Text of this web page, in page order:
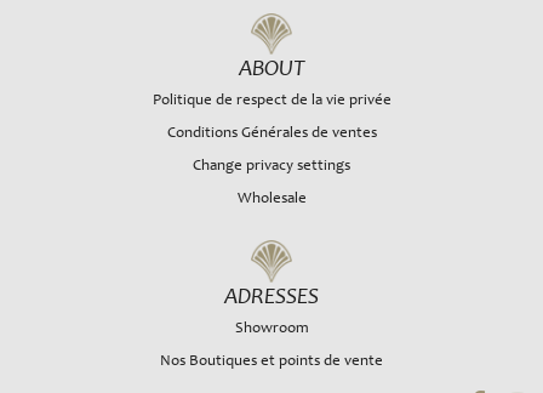
ABOUT
Politique de respect de la vie privée
Conditions Générales de ventes
Change privacy settings
Wholesale
ADRESSES
Showroom
Nos Boutiques et points de vente